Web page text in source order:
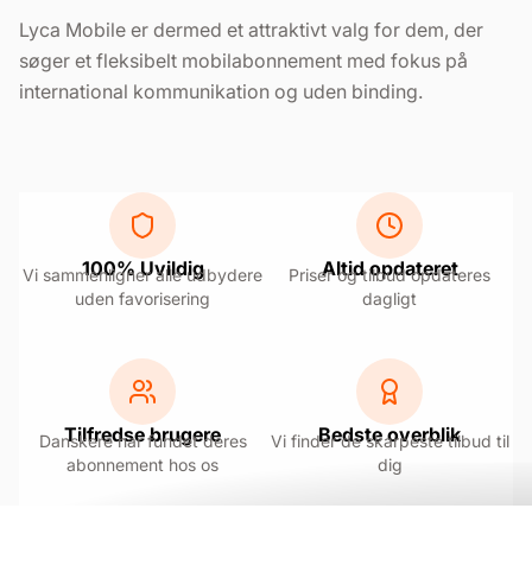
Lyca Mobile er dermed et attraktivt valg for dem, der
søger et fleksibelt mobilabonnement med fokus på
international kommunikation og uden binding.
100% Uvildig
Vi sammenligner alle udbydere
uden favorisering
Altid opdateret
Priser og tilbud opdateres
dagligt
Tilfredse brugere
Danskere har fundet deres
abonnement hos os
Bedste overblik
Vi finder de skarpeste tilbud til
dig